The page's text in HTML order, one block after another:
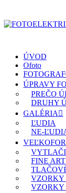
ÚVOD
Ofoto
ÚPRAVY
PREČO
DRUHY
GALÉRIA
ĽUDIA
NE-
FINE
VZORKY
VZORKY